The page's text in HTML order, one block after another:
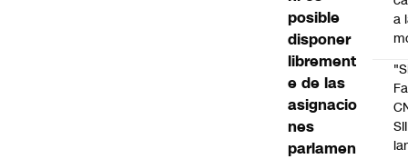
posible
disponer
librement
e de las
asignacio
nes
parlamen
a
SII